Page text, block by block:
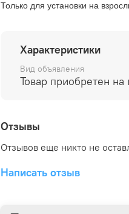
Только для установки на
Характеристики
Вид объявления
Товар приобретен
Отзывы
Отзывов еще никто не
Написать отзыв